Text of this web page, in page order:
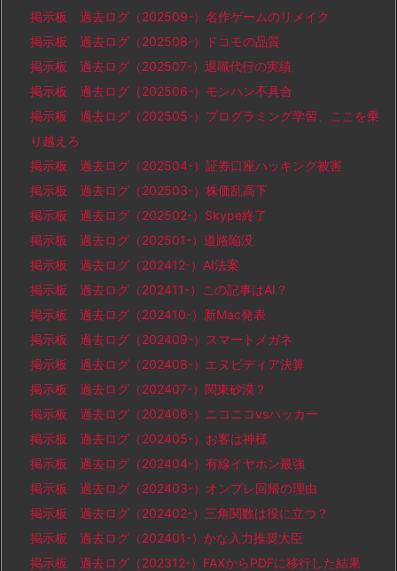
掲示板 過去ログ（202509-）名作ゲームのリメイク
掲示板 過去ログ（202508-）ドコモの品質
掲示板 過去ログ（202507-）退職代行の実績
掲示板 過去ログ（202506-）モンハン不具合
掲示板 過去ログ（202505-）プログラミング学習、ここを乗
り越えろ
掲示板 過去ログ（202504-）証券口座ハッキング被害
掲示板 過去ログ（202503-）株価乱高下
掲示板 過去ログ（202502-）Skype終了
掲示板 過去ログ（202501-）道路陥没
掲示板 過去ログ（202412-）AI法案
掲示板 過去ログ（202411-）この記事はAI？
掲示板 過去ログ（202410-）新Mac発表
掲示板 過去ログ（202409-）スマートメガネ
掲示板 過去ログ（202408-）エヌビディア決算
掲示板 過去ログ（202407-）関東砂漠？
掲示板 過去ログ（202406-）ニコニコvsハッカー
掲示板 過去ログ（202405-）お客は神様
掲示板 過去ログ（202404-）有線イヤホン最強
掲示板 過去ログ（202403-）オンプレ回帰の理由
掲示板 過去ログ（202402-）三角関数は役に立つ？
掲示板 過去ログ（202401-）かな入力推奨大臣
掲示板 過去ログ（202312-）FAXからPDFに移行した結果